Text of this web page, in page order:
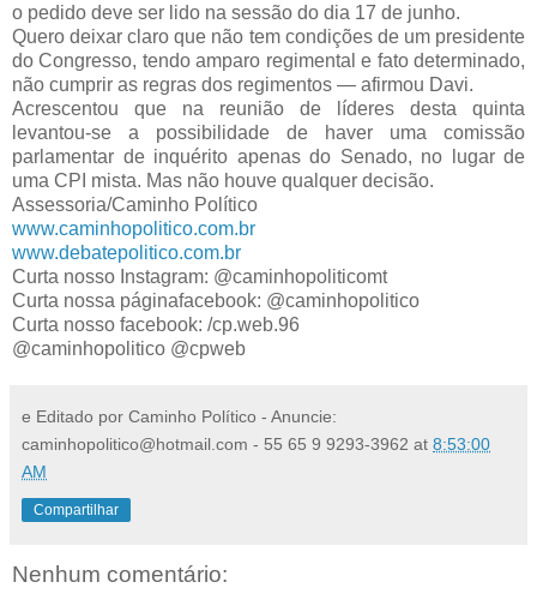
o pedido deve ser lido na sessão do dia 17 de junho.
Quero deixar claro que não tem condições de um presidente
do Congresso, tendo amparo regimental e fato determinado,
não cumprir as regras dos regimentos — afirmou Davi.
Acrescentou que na reunião de líderes desta quinta
levantou-se a possibilidade de haver uma comissão
parlamentar de inquérito apenas do Senado, no lugar de
uma CPI mista. Mas não houve qualquer decisão.
Assessoria/Caminho Político
www.caminhopolitico.com.br
www.debatepolitico.com.br
Curta nosso Instagram: @caminhopoliticomt
Curta nossa páginafacebook: @caminhopolitico
Curta nosso facebook: /cp.web.96
@caminhopolitico @cpweb
e Editado por Caminho Político - Anuncie:
caminhopolitico@hotmail.com - 55 65 9 9293-3962 at 8:53:00
AM
Compartilhar
Nenhum comentário: